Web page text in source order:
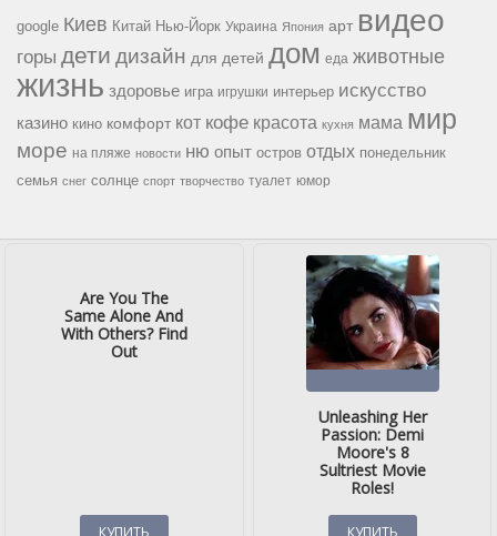
google Киев Китай Нью-Йорк Украина Япония арт видео
горы дети дизайн для детей дом еда животные
жизнь здоровье игра игрушки интерьер искусство
казино кино комфорт кот кофе красота кухня мама мир
море на пляже новости ню опыт остров отдых понедельник
семья снег солнце спорт творчество туалет юмор